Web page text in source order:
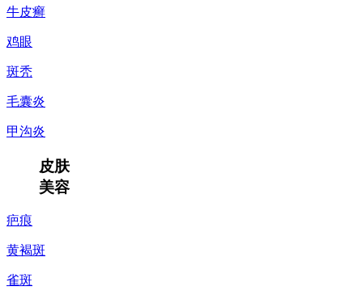
牛皮癣
鸡眼
斑秃
毛囊炎
甲沟炎
皮肤
美容
疤痕
黄褐斑
雀斑